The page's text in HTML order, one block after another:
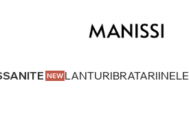
LANTURIBRATARIINELE